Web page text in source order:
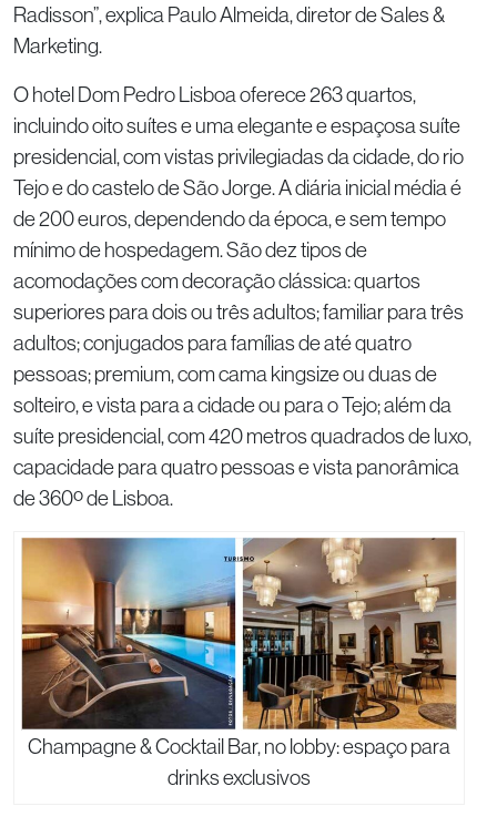
Radisson”, explica Paulo Almeida, diretor de Sales &
Marketing.
O hotel Dom Pedro Lisboa oferece 263 quartos,
incluindo oito suítes e uma elegante e espaçosa suíte
presidencial, com vistas privilegiadas da cidade, do rio
Tejo e do castelo de São Jorge. A diária inicial média é
de 200 euros, dependendo da época, e sem tempo
mínimo de hospedagem. São dez tipos de
acomodações com decoração clássica: quartos
superiores para dois ou três adultos; familiar para três
adultos; conjugados para famílias de até quatro
pessoas; premium, com cama kingsize ou duas de
solteiro, e vista para a cidade ou para o Tejo; além da
suíte presidencial, com 420 metros quadrados de luxo,
capacidade para quatro pessoas e vista panorâmica
de 360º de Lisboa.
Champagne & Cocktail Bar, no lobby: espaço para
drinks exclusivos